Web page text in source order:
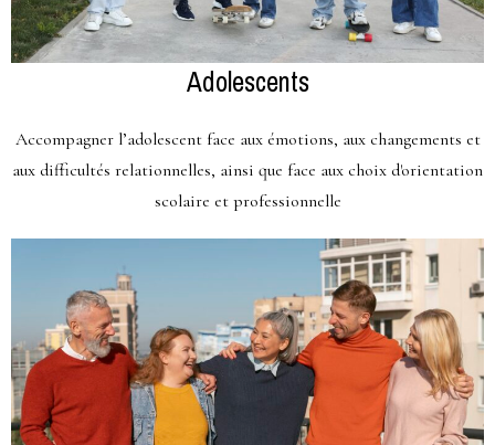
Adolescents
Accompagner l’adolescent face aux émotions, aux changements et
aux difficultés relationnelles, ainsi que face aux choix d'orientation
scolaire et professionnelle